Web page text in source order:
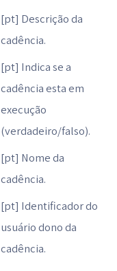
[pt] Descrição da
cadência.
[pt] Indica se a
cadência esta em
execução
(verdadeiro/falso).
[pt] Nome da
cadência.
[pt] Identificador do
usuário dono da
cadência.